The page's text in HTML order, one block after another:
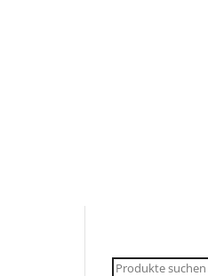
Suchen